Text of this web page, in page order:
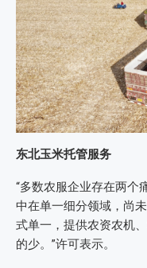
东北玉米托管服务
“多数农服企业存在两个
中在单一细分领域，尚
式单一，提供农资农机
的少。”许可表示。